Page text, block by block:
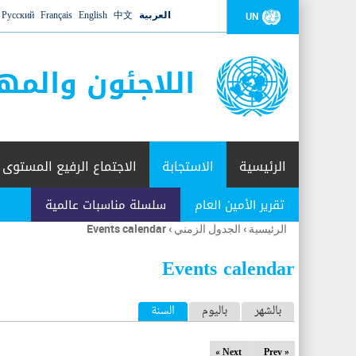
UN العربية 中文
English
Français
Русский
اللاجئون
الرئيسية الاستجابة
تقرير الأمين العام سلسلة مناسبات عالمية
الاجتماع الرفيع المستوى
أنت
هنا
الرئيسية › الجدول الزمني ›
Events calendar
Events calendar
ا
ل
بالشهر باليوم السنة (علامة التبويب النشطة)